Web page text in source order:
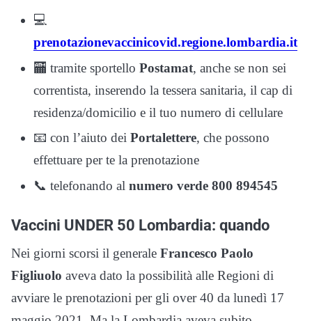
💻
prenotazionevaccinicovid.regione.lombardia.it
🏧 tramite sportello Postamat, anche se non sei
correntista, inserendo la tessera sanitaria, il cap di
residenza/domicilio e il tuo numero di cellulare
📧 con l’aiuto dei Portalettere, che possono
effettuare per te la prenotazione
📞 telefonando al numero verde 800 894545
Vaccini UNDER 50 Lombardia: quando
Nei giorni scorsi il generale Francesco Paolo
Figliuolo aveva dato la possibilità alle Regioni di
avviare le prenotazioni per gli over 40 da lunedì 17